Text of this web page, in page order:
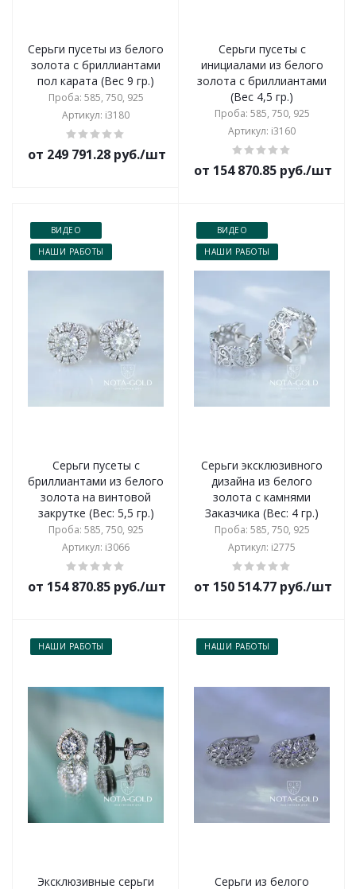
Серьги пусеты из белого
золота с бриллиантами
пол карата (Вес 9 гр.)
Проба: 585, 750, 925
Артикул: i3180
от 249 791.28 руб./шт
Серьги пусеты с
инициалами из белого
золота с бриллиантами
(Вес 4,5 гр.)
Проба: 585, 750, 925
Артикул: i3160
от 154 870.85 руб./шт
ВИДЕО
НАШИ РАБОТЫ
Серьги пусеты с
бриллиантами из белого
золота на винтовой
закрутке (Вес: 5,5 гр.)
Проба: 585, 750, 925
Артикул: i3066
от 154 870.85 руб./шт
ВИДЕО
НАШИ РАБОТЫ
Серьги эксклюзивного
дизайна из белого
золота с камнями
Заказчика (Вес: 4 гр.)
Проба: 585, 750, 925
Артикул: i2775
от 150 514.77 руб./шт
НАШИ РАБОТЫ
Эксклюзивные серьги
НАШИ РАБОТЫ
Серьги из белого